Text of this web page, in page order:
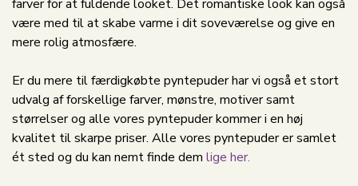
farver for at fuldende looket. Det romantiske look kan også
være med til at skabe varme i dit soveværelse og give en
mere rolig atmosfære.
Er du mere til færdigkøbte pyntepuder har vi også et stort
udvalg af forskellige farver, mønstre, motiver samt
størrelser og alle vores pyntepuder kommer i en høj
kvalitet til skarpe priser. Alle vores pyntepuder er samlet
ét sted og du kan nemt finde dem lige her.